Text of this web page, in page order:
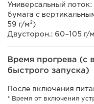
Универсальный лоток:
бумага с
59 г/м²)
Двусторон.: 60–105 г/
Время прогрева
быстрого запуска)
После включения
* Время от включения